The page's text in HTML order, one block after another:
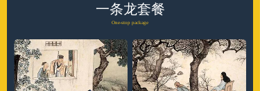
一条龙套餐
One-stop package